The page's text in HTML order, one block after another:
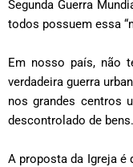
Segunda Guerra
todos possuem essa
Em nosso país, não
verdadeira guerra
nos grandes centros
descontrolado de bens.
A proposta da Igreja é